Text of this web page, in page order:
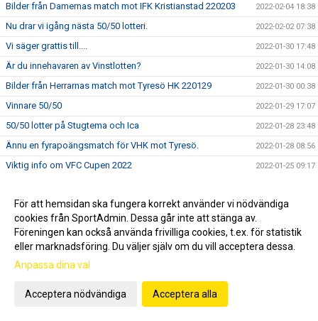
Bilder från Damernas match mot IFK Kristianstad 220203 2022-02-04 18:38
Nu drar vi igång nästa 50/50 lotteri. 2022-02-02 07:38
Vi säger grattis till.... 2022-01-30 17:48
Är du innehavaren av Vinstlotten? 2022-01-30 14:08
Bilder från Herrarnas match mot Tyresö HK 220129 2022-01-30 00:38
Vinnare 50/50 2022-01-29 17:07
50/50 lotter på Stugtema och Ica 2022-01-28 23:48
Ännu en fyrapoängsmatch för VHK mot Tyresö. 2022-01-28 08:56
Viktig info om VFC Cupen 2022 2022-01-25 09:17
Bilder från Damernas match mot HF Eslövstjejerna 220121 2022-01-23 13:18
USM i Furutorpshallen 22 januari
Nu drar nästa 50/50 lotteri igång 2022-01-19 17:21
Matcher i Furutorpshallen vecka 3
Bilder från Herrarnas match mot Västerås/Irsta 220115
För att hemsidan ska fungera korrekt använder vi nödvändiga
cookies från SportAdmin. Dessa går inte att stänga av.
Föreningen kan också använda frivilliga cookies, t.ex. för statistik
eller marknadsföring. Du väljer själv om du vill acceptera dessa.
Anpassa dina val
Acceptera nödvändiga Acceptera alla